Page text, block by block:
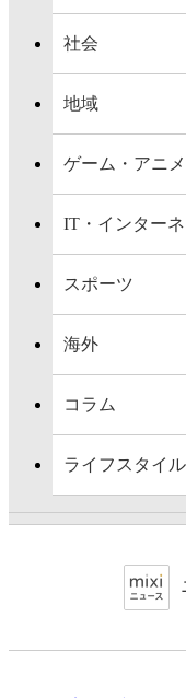
社会
地域
ゲーム・アニメ
IT・インターネ
スポーツ
海外
コラム
ライフスタイル